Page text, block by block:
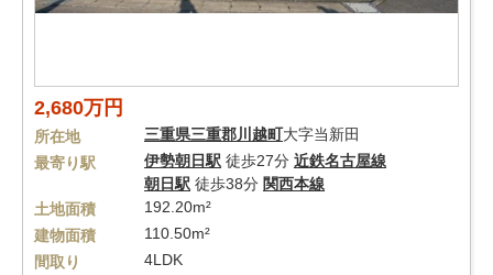
2,680万円
所在地 三重県三重郡川越町大字当新田
最寄り駅
伊勢朝日駅 徒歩27分 近鉄名古屋線
朝日駅 徒歩38分 関西本線
土地面積
192.20m²
建物面積
110.50m²
間取り
4LDK